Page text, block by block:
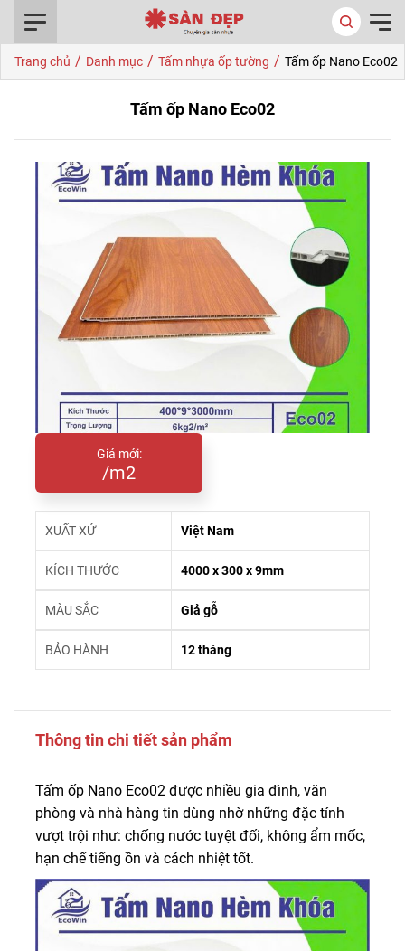
Trang chủ / Danh mục / Tấm nhựa ốp tường / Tấm ốp Nano Eco02
Tấm ốp Nano Eco02
Giá mới:
/m2
XUẤT XỨ Việt Nam
KÍCH THƯỚC 4000 x 300 x 9mm
MÀU SẮC Giả gỗ
BẢO HÀNH 12 tháng
Thông tin chi tiết sản phẩm
Tấm ốp Nano Eco02 được nhiều gia đình, văn
phòng và nhà hàng tin dùng nhờ những đặc tính
vượt trội như: chống nước tuyệt đối, không ẩm mốc,
hạn chế tiếng ồn và cách nhiệt tốt.